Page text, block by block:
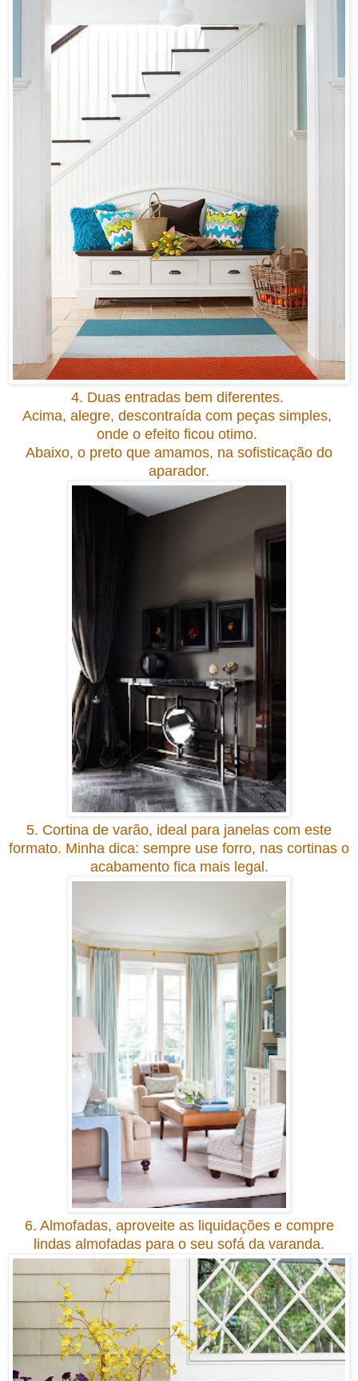
4. Duas entradas bem diferentes.
Acima, alegre, descontraída com peças simples,
onde o efeito ficou otimo.
Abaixo, o preto que amamos, na sofisticação do
aparador.
5. Cortina de varão, ideal para janelas com este
formato. Minha dica: sempre use forro, nas cortinas o
acabamento fica mais legal.
6. Almofadas, aproveite as liquidações e compre
lindas almofadas para o seu sofá da varanda.